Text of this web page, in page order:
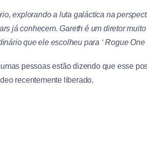
explorando a luta galáctica na
já conhecem. Gareth é um diretor
que ele escolheu para ‘ Rogue One
pessoas estão dizendo que esse
recentemente liberado.